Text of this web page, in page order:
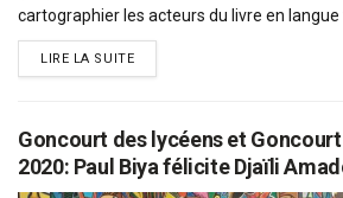
cartographier les acteurs du livre en langue
LIRE LA SUITEDETAILS
Goncourt des lycéens et
2020: Paul Biya félicite Djaïli